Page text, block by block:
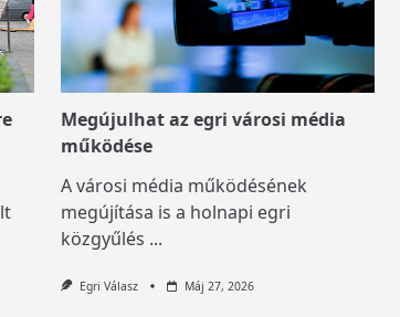
Megújulhat az egri városi média
működése
A városi média működésének
megújítása is a holnapi egri
közgyűlés ...
Egri Válasz Máj 27, 2026